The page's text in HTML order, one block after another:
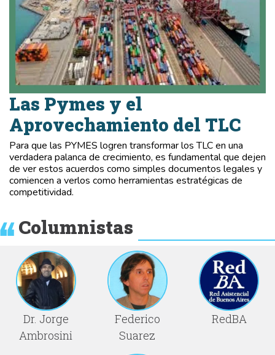
Las Pymes y el
Aprovechamiento del TLC
Para que las PYMES logren transformar los TLC en una
verdadera palanca de crecimiento, es fundamental que dejen
de ver estos acuerdos como simples documentos legales y
comiencen a verlos como herramientas estratégicas de
competitividad.
Columnistas
Dr. Jorge
Ambrosini
Federico
Suarez
RedBA